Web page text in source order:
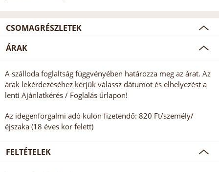
CSOMAGRÉSZLETEK
ÁRAK
A szálloda foglaltság függvényében határozza meg az árat. Az
árak lekérdezéséhez kérjük válassz dátumot és elhelyezést a
lenti Ajánlatkérés / Foglalás űrlapon!
Az idegenforgalmi adó külön fizetendő: 820 Ft/személy/
éjszaka (18 éves kor felett)
FELTÉTELEK